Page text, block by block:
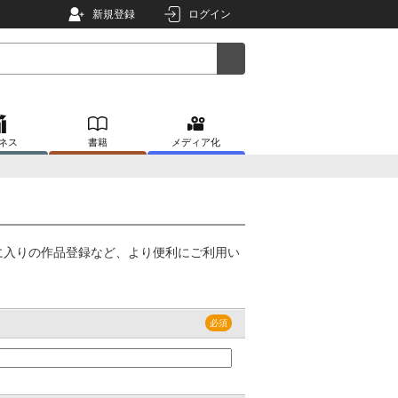
新規登録 ログイン
ス 書籍 メディア化
りの作品登録など、より便利にご利用い